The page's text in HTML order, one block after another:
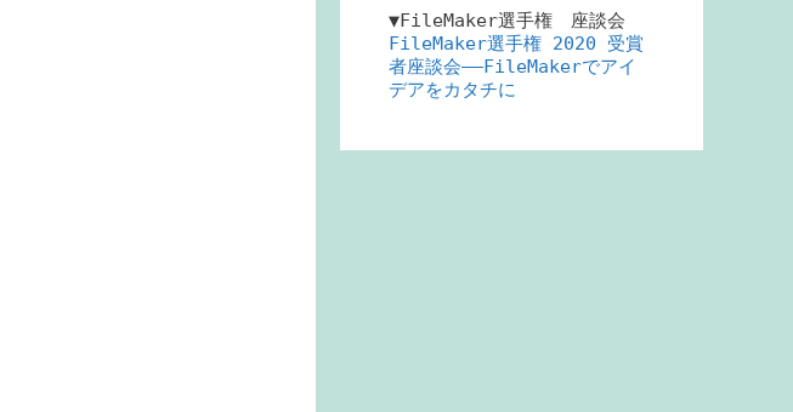
▼FileMaker選手権 座談会
FileMaker選手権 2020 受賞
者座談会――FileMakerでアイ
デアをカタチに